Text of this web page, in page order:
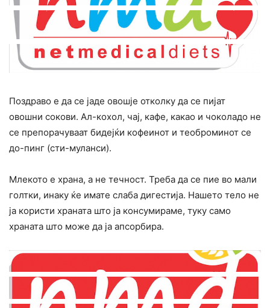
Поздраво е да се јаде овошје отколку да се пијат
овошни сокови. Ал-кохол, чај, кафе, какао и чоколадо не
се препорачуваат бидејќи кофеинот и теоброминот се
до-пинг (сти-муланси).
Млекото е храна, а не течност. Треба да се пие во мали
голтки, инаку ќе имате слаба дигестија. Нашето тело не
ја користи храната што ја конcyмираме, туку само
храната што може да ја апсорбира.